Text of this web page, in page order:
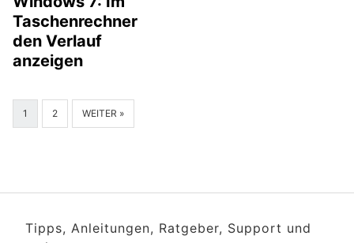
Taschenrechner
den Verlauf
anzeigen
1 2 WEITER »
Tipps, Anleitungen, Ratgeber, Support und